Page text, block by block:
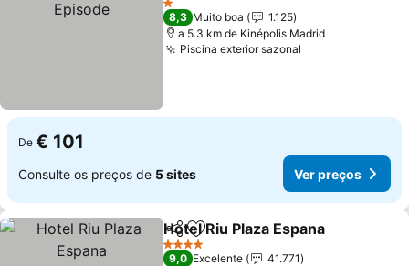
1 Estrelas
8,3 Muito boa
1.125
a 5.3 km de Kinépolis Madrid
Piscina exterior sazonal
De € 101
Consulte os preços de 5 sites Ver preços
PartilharAdicionar aos favoritos
Hotel Riu Plaza Espana
4 Estrelas
9,0 Excelente
41.771